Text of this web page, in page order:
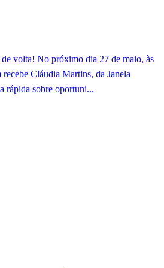
volta! No próximo dia 27 de maio, às
Cláudia Martins, da Janela
rápida sobre oportuni...